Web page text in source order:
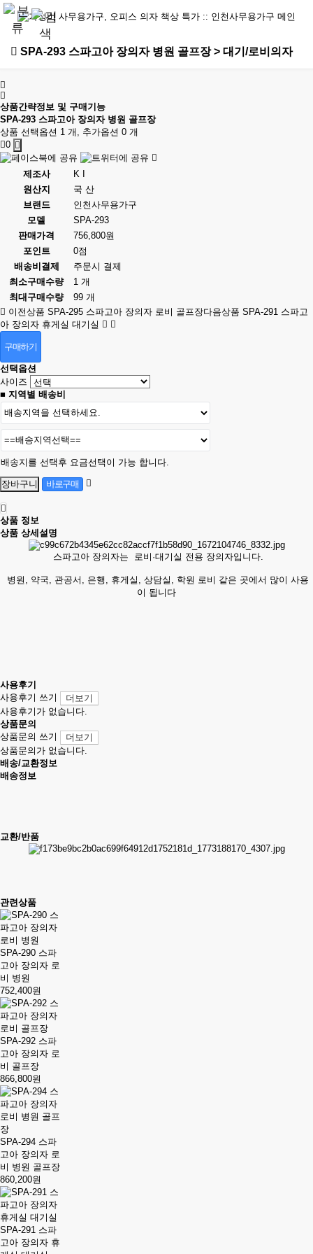
SPA-293 스파고아 장의자 병원 골프장 > 대기/로비의자
상품간략정보 및 구매기능
SPA-293 스파고아 장의자 병원 골프장
상품 선택옵션 1 개, 추가옵션 0 개
0
제조사
K I
원산지
국 산
브랜드
인천사무용가구
모델
SPA-293
판매가격
756,800원
포인트
0점
배송비결제
주문시 결제
최소구매수량
1 개
최대구매수량
99 개
이전상품 SPA-295 스파고아 장의자 로비 골프장다음상품 SPA-291 스파고
아 장의자 휴게실 대기실
구매하기
선택옵션
사이즈
■ 지역별 배송비
배송지를 선택후 요금선택이 가능 합니다.
상품 정보
상품 상세설명
스파고아 장의자는 로비·대기실 전용 장의자입니다.
병원, 약국, 관공서, 은행, 휴게실, 상담실, 학원 로비 같은 곳에서 많이 사용
이 됩니다
사용후기
사용후기 쓰기
더보기
사용후기가 없습니다.
상품문의
상품문의 쓰기
더보기
상품문의가 없습니다.
배송/교환정보
배송정보
교환/반품
관련상품
SPA-290 스파
고아 장의자 로
비 병원
752,400원
SPA-292 스파
고아 장의자 로
비 골프장
866,800원
SPA-294 스파
고아 장의자 로
비 병원 골프장
860,200원
SPA-291 스파
고아 장의자 휴